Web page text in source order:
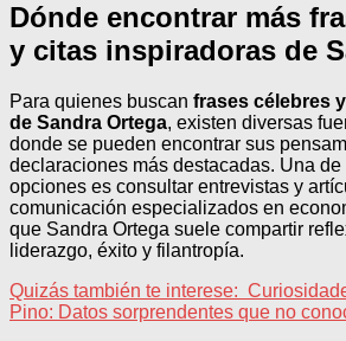
Dónde encontrar más
y citas inspiradoras de
Para quienes buscan frases célebres
de Sandra Ortega, existen diversas
donde se pueden encontrar sus
declaraciones más destacadas. Una
opciones es consultar entrevistas y
comunicación especializados en
que Sandra Ortega suele compartir
liderazgo, éxito y filantropía.
Quizás también te interese:
Pino: Datos sorprendentes que no